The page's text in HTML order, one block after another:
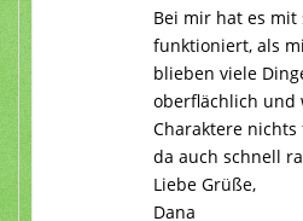
Bei mir hat es mit
funktioniert, als
blieben viele
oberflächlich und
Charaktere
da auch schnell
Liebe Grüße,
Dana